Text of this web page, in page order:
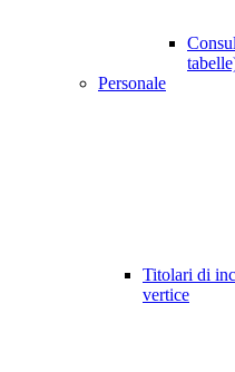
Personale
Titolari di
vertice